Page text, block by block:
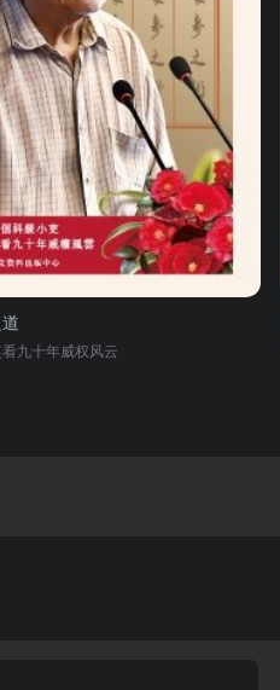
九十年威权风云